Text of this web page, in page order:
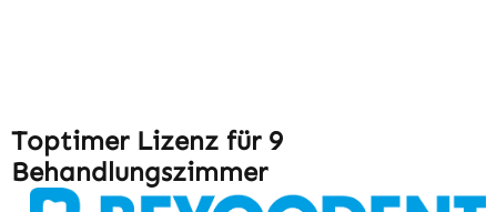
Toptimer Lizenz für 9
Behandlungszimmer